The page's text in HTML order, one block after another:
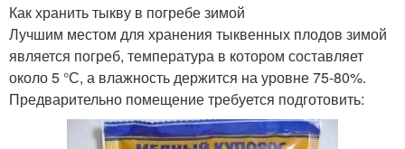
Как хранить тыкву в погребе зимой
Лучшим местом для хранения тыквенных плодов зимой
является погреб, температура в котором составляет
около 5 °С, а влажность держится на уровне 75-80%.
Предварительно помещение требуется подготовить: